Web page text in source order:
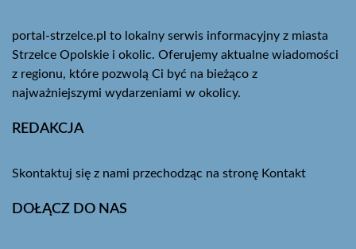
portal-strzelce.pl to lokalny serwis informacyjny z miasta
Strzelce Opolskie i okolic. Oferujemy aktualne wiadomości
z regionu, które pozwolą Ci być na bieżąco z
najważniejszymi wydarzeniami w okolicy.
REDAKCJA
Skontaktuj się z nami przechodząc na stronę Kontakt
DOŁĄCZ DO NAS